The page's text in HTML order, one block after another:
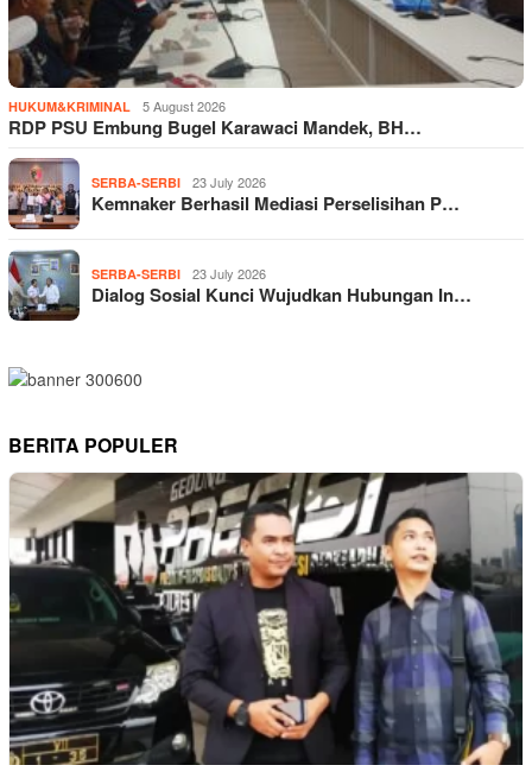
HUKUM&KRIMINAL 5 August 2026
RDP PSU Embung Bugel Karawaci Mandek, BH…
SERBA-SERBI 23 July 2026
Kemnaker Berhasil Mediasi Perselisihan P…
SERBA-SERBI 23 July 2026
Dialog Sosial Kunci Wujudkan Hubungan In…
BERITA POPULER